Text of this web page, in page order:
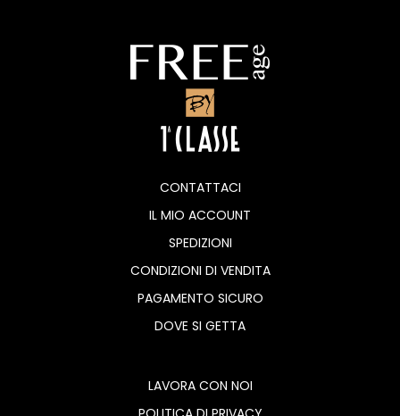
CONTATTACI
IL MIO ACCOUNT
SPEDIZIONI
CONDIZIONI DI VENDITA
PAGAMENTO SICURO
DOVE SI GETTA
LAVORA CON NOI